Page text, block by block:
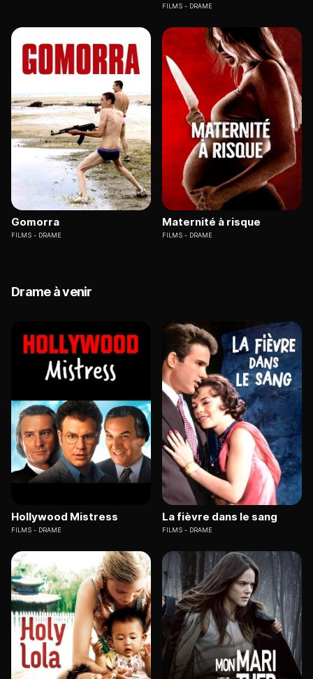
FILMS DRAME
Gomorra
FILMS DRAME
Maternité à risque
FILMS DRAME
Drame à venir
Hollywood Mistress
FILMS DRAME
La fièvre dans le sang
FILMS DRAME